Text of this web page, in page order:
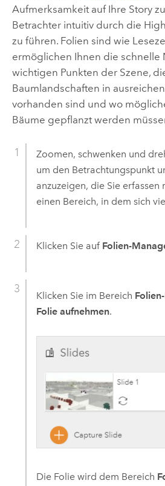
Aufmerksamkeit auf Ihre Story
Betrachter intuitiv durch die
zu führen. Folien sind wie
ermöglichen Ihnen die schnelle
wichtigen Punkten der Szene,
Baumlandschaften in
vorhanden sind und wo
Bäume gepflanzt werden
Zoomen, schwenken und
um den Betrachtungspunkt
anzuzeigen, die Sie erfassen
einen Bereich, in dem sich
Klicken Sie auf Folien-
Klicken Sie im Bereich
Folie aufnehmen.
Die Folie wird dem Bereich